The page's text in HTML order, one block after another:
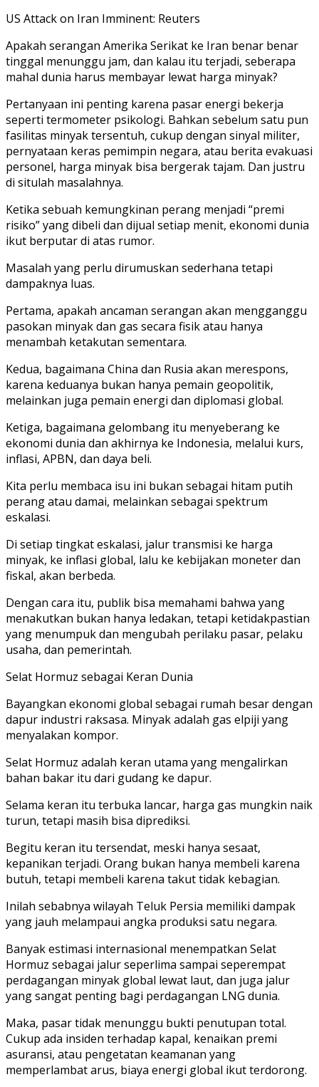
US Attack on Iran Imminent: Reuters
Apakah serangan Amerika Serikat ke Iran benar benar
tinggal menunggu jam, dan kalau itu terjadi, seberapa
mahal dunia harus membayar lewat harga minyak?
Pertanyaan ini penting karena pasar energi bekerja
seperti termometer psikologi. Bahkan sebelum satu pun
fasilitas minyak tersentuh, cukup dengan sinyal militer,
pernyataan keras pemimpin negara, atau berita evakuasi
personel, harga minyak bisa bergerak tajam. Dan justru
di situlah masalahnya.
Ketika sebuah kemungkinan perang menjadi “premi
risiko” yang dibeli dan dijual setiap menit, ekonomi dunia
ikut berputar di atas rumor.
Masalah yang perlu dirumuskan sederhana tetapi
dampaknya luas.
Pertama, apakah ancaman serangan akan mengganggu
pasokan minyak dan gas secara fisik atau hanya
menambah ketakutan sementara.
Kedua, bagaimana China dan Rusia akan merespons,
karena keduanya bukan hanya pemain geopolitik,
melainkan juga pemain energi dan diplomasi global.
Ketiga, bagaimana gelombang itu menyeberang ke
ekonomi dunia dan akhirnya ke Indonesia, melalui kurs,
inflasi, APBN, dan daya beli.
Kita perlu membaca isu ini bukan sebagai hitam putih
perang atau damai, melainkan sebagai spektrum
eskalasi.
Di setiap tingkat eskalasi, jalur transmisi ke harga
minyak, ke inflasi global, lalu ke kebijakan moneter dan
fiskal, akan berbeda.
Dengan cara itu, publik bisa memahami bahwa yang
menakutkan bukan hanya ledakan, tetapi ketidakpastian
yang menumpuk dan mengubah perilaku pasar, pelaku
usaha, dan pemerintah.
Selat Hormuz sebagai Keran Dunia
Bayangkan ekonomi global sebagai rumah besar dengan
dapur industri raksasa. Minyak adalah gas elpiji yang
menyalakan kompor.
Selat Hormuz adalah keran utama yang mengalirkan
bahan bakar itu dari gudang ke dapur.
Selama keran itu terbuka lancar, harga gas mungkin naik
turun, tetapi masih bisa diprediksi.
Begitu keran itu tersendat, meski hanya sesaat,
kepanikan terjadi. Orang bukan hanya membeli karena
butuh, tetapi membeli karena takut tidak kebagian.
Inilah sebabnya wilayah Teluk Persia memiliki dampak
yang jauh melampaui angka produksi satu negara.
Banyak estimasi internasional menempatkan Selat
Hormuz sebagai jalur seperlima sampai seperempat
perdagangan minyak global lewat laut, dan juga jalur
yang sangat penting bagi perdagangan LNG dunia.
Maka, pasar tidak menunggu bukti penutupan total.
Cukup ada insiden terhadap kapal, kenaikan premi
asuransi, atau pengetatan keamanan yang
memperlambat arus, biaya energi global ikut terdorong.